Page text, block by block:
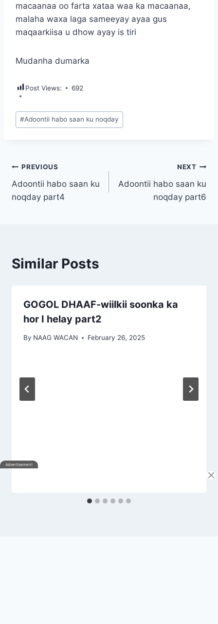
macaanaa oo farta xataa waa ka macaanaa,
malaha waxa laga sameeyay ayaa gus
maqaarkiisa u dhow ayay is tiri
Mudanha dumarka
Post Views: 692
Post
Tags:
#Adoontii habo saan ku noqday
Post
navigation
PREVIOUS
Adoontii habo saan ku
noqday part4
NEXT
Adoontii habo saan ku
noqday part6
Similar Posts
GOGOL DHAAF-wiilkii soonka ka
hor I helay part2
By NAAG WACAN February 26, 2025